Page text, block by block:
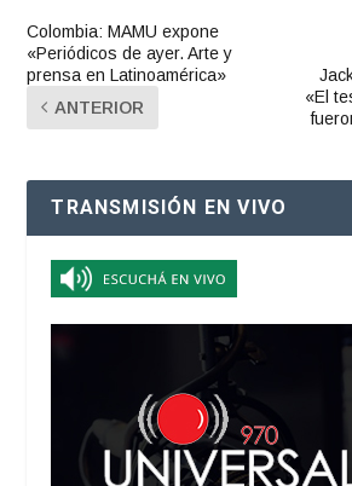
Colombia: MAMU expone
«Periódicos de ayer. Arte y
prensa en Latinoamérica»
ANTERIOR
«El
TRANSMISIÓN EN VIVO